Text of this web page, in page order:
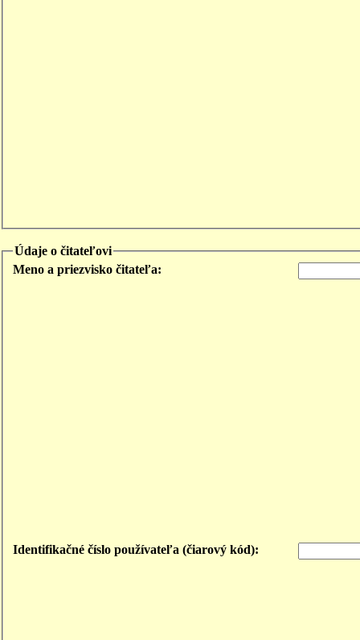
Údaje o čitateľovi
Meno a priezvisko čitateľa:
Identifikačné číslo používateľa (čiarový kód):